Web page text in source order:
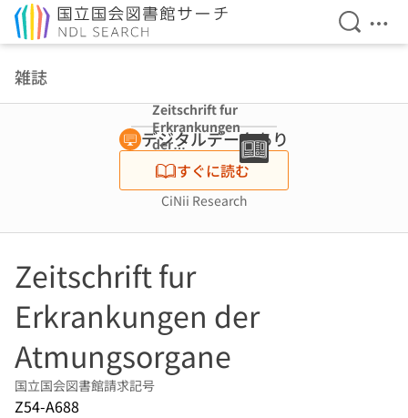
検索を
メ
雑誌
Zeitschrift fur
Erkrankungen
der
Atmungsorgane
デジタルデータあり
すぐに読む
CiNii Research
Zeitschrift fur
Erkrankungen der
Atmungsorgane
国立国会図書館請求記号
Z54-A688